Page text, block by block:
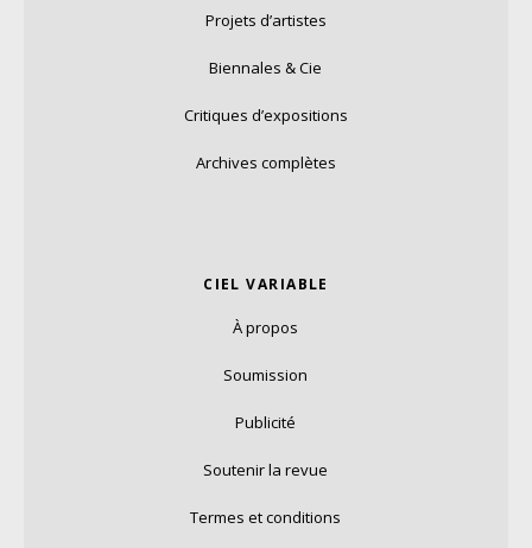
Projets d’artistes
Biennales & Cie
Critiques d’expositions
Archives complètes
CIEL VARIABLE
À propos
Soumission
Publicité
Soutenir la revue
Termes et conditions